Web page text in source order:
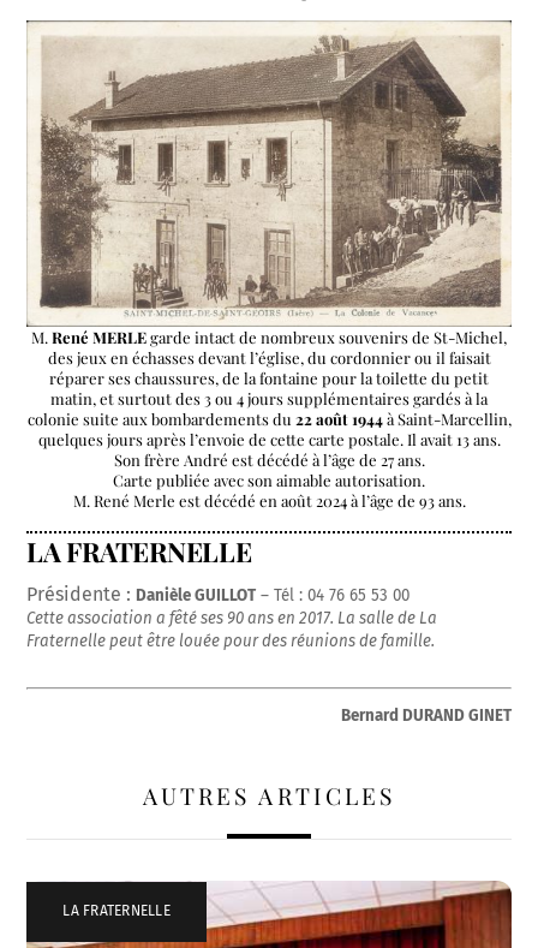
Link
M. René MERLEgarde intact de nombreux souvenirs de St-Michel,
des jeux en échasses devant l’église, du cordonnier ou il faisait
réparer ses chaussures, de la fontaine pour la toilette du petit
matin, et surtout des 3 ou 4 jours supplémentaires gardés à la
colonie suite aux bombardements du 22 août 1944à Saint-Marcellin,
quelques jours après l’envoie de cette carte postale. Il avait 13 ans.
Son frère André est décédé à l’âge de 27 ans.
Carte publiée avec son aimable autorisation.
M. René Merle est décédé en août 2024 à l’âge de 93 ans.
LA FRATERNELLE
Présidente : Danièle GUILLOT – Tél : 04 76 65 53 00
Cette association a fêté ses 90 ans en 2017. La salle de La
Fraternelle peut être louée pour des réunions de famille.
Bernard DURAND GINET
AUTRES ARTICLES
LA FRATERNELLE